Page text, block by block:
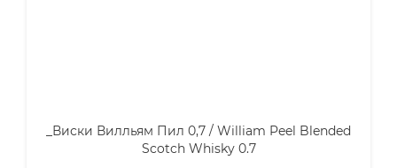
_Виски Вилльям Пил 0,7 / William Peel Blended
Scotch Whisky 0.7